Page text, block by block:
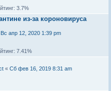
3.7%
из-за короновируса
Вс апр 12, 2020 1:39 pm
7.41%
« Сб фев 16, 2019 8:31 am